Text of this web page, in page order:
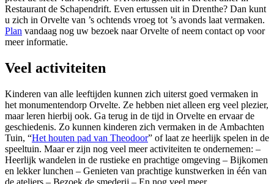
Restaurant de Schapendrift. Even ertussen uit in Drenthe? Dan kunt
u zich in Orvelte van ’s ochtends vroeg tot ’s avonds laat vermaken.
Plan vandaag nog uw bezoek naar Orvelte of neem contact op voor
meer informatie.
Veel activiteiten
Kinderen van alle leeftijden kunnen zich uiterst goed vermaken in
het monumentendorp Orvelte. Ze hebben niet alleen erg veel plezier,
maar leren hierbij ook. Ga terug in de tijd in Orvelte en ervaar de
geschiedenis. Zo kunnen kinderen zich vermaken in de Ambachten
Tuin, “Het houten pad van Theodoor” of laat ze heerlijk spelen in de
speeltuin. Maar er zijn nog veel meer activiteiten te ondernemen: –
Heerlijk wandelen in de rustieke en prachtige omgeving – Bijkomen
en lekker lunchen – Genieten van prachtige kunstwerken in één van
de ateliers – Bezoek de smederij – En nog veel meer